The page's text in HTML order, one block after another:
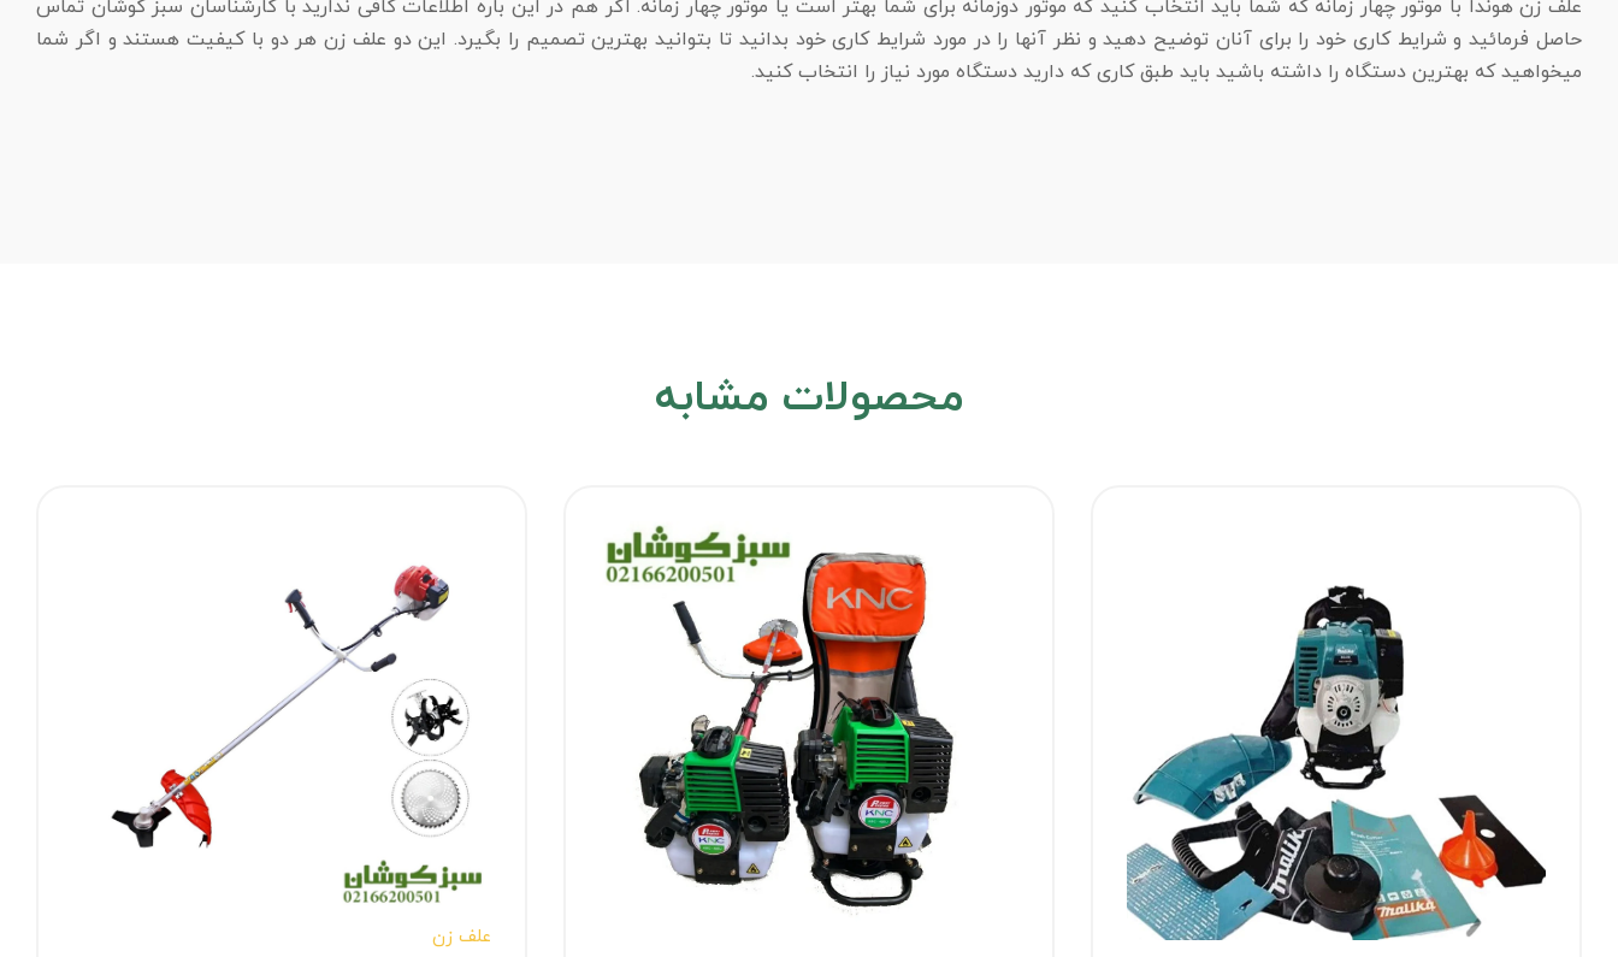
علف زن هوندا با موتور چهار زمانه که شما باید انتخاب کنید که موتور دوزمانه برای شما بهتر است یا موتور چهار زمانه. اگر هم در این باره اطلاعات کافی ندارید با کارشناسان سبز کوشان تماس
حاصل فرمائید و شرایط کاری خود را برای آنان توضیح دهید و نظر آنها را در مورد شرایط کاری خود بدانید تا بتوانید بهترین تصمیم را بگیرد. این دو علف زن هر دو با کیفیت هستند و اگر شما
میخواهید که بهترین دستگاه را داشته باشید باید طبق کاری که دارید دستگاه مورد نیاز را انتخاب کنید.
محصولات مشابه
علف زن